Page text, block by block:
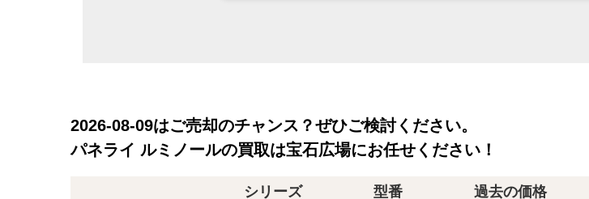
2026-08-09はご売却のチャンス？ぜひご検討ください。
パネライ ルミノールの買取は宝石広場にお任せください！
シリーズ 型番 過去の価格